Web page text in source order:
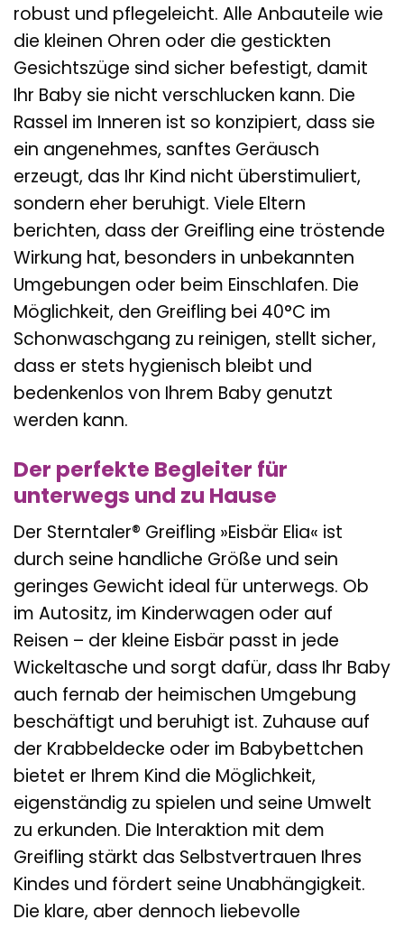
robust und pflegeleicht. Alle Anbauteile wie
die kleinen Ohren oder die gestickten
Gesichtszüge sind sicher befestigt, damit
Ihr Baby sie nicht verschlucken kann. Die
Rassel im Inneren ist so konzipiert, dass sie
ein angenehmes, sanftes Geräusch
erzeugt, das Ihr Kind nicht überstimuliert,
sondern eher beruhigt. Viele Eltern
berichten, dass der Greifling eine tröstende
Wirkung hat, besonders in unbekannten
Umgebungen oder beim Einschlafen. Die
Möglichkeit, den Greifling bei 40°C im
Schonwaschgang zu reinigen, stellt sicher,
dass er stets hygienisch bleibt und
bedenkenlos von Ihrem Baby genutzt
werden kann.
Der perfekte Begleiter für
unterwegs und zu Hause
Der Sterntaler® Greifling »Eisbär Elia« ist
durch seine handliche Größe und sein
geringes Gewicht ideal für unterwegs. Ob
im Autositz, im Kinderwagen oder auf
Reisen – der kleine Eisbär passt in jede
Wickeltasche und sorgt dafür, dass Ihr Baby
auch fernab der heimischen Umgebung
beschäftigt und beruhigt ist. Zuhause auf
der Krabbeldecke oder im Babybettchen
bietet er Ihrem Kind die Möglichkeit,
eigenständig zu spielen und seine Umwelt
zu erkunden. Die Interaktion mit dem
Greifling stärkt das Selbstvertrauen Ihres
Kindes und fördert seine Unabhängigkeit.
Die klare, aber dennoch liebevolle